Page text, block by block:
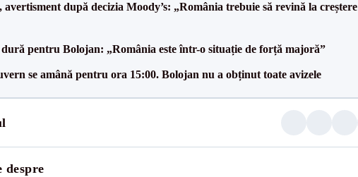
după decizia Moody’s: „România trebuie să revină la creștere
pentru Bolojan: „România este într-o situație de forță majoră”
se amână pentru ora 15:00. Bolojan nu a obținut toate avizele
despre